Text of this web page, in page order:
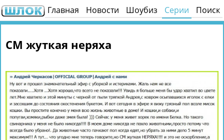
Главная Новости Шоубиз Серии Поиск
СМ жуткая неряха